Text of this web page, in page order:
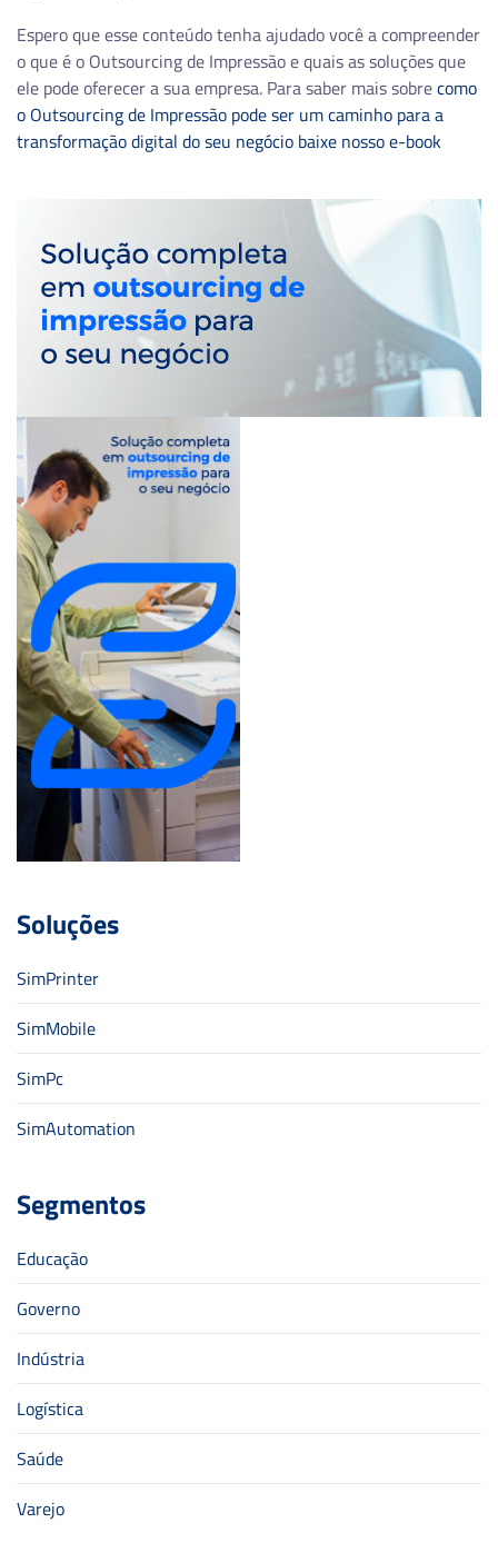
Espero que esse conteúdo tenha ajudado você a compreender
o que é o Outsourcing de Impressão e quais as soluções que
ele pode oferecer a sua empresa. Para saber mais sobrecomo
o Outsourcing de Impressão pode ser um caminho para a
transformação digital do seu negócio baixe nosso e-book
Soluções
SimPrinter
SimMobile
SimPc
SimAutomation
Segmentos
Educação
Governo
Indústria
Logística
Saúde
Varejo